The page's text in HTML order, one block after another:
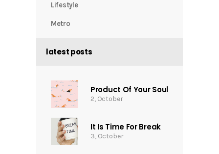
Lifestyle
Metro
latest posts
Product Of Your Soul
2, October
It Is Time For Break
3, October